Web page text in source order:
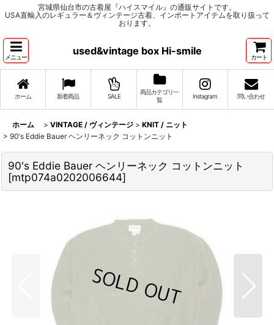
宮城県仙台市の古着屋『ハイスマイル』の通販サイトです。
USA直輸入のレギュラー＆ヴィンテージ古着、インポートアイテムを取り扱って
おります。
メニュー
used&vintage box Hi-smile
カート
ホーム 新着商品 SALE
商品カテゴリ一
覧
Instagram 問い合わせ
ホーム > VINTAGE / ヴィンテージ > KNIT / ニット
> 90's Eddie Bauer ヘンリーネック コットンニット
90's Eddie Bauer ヘンリーネック コットンニット
[mtp074a0202006644]